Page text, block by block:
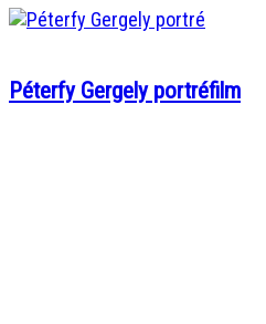
Péterfy Gergely portréfilm